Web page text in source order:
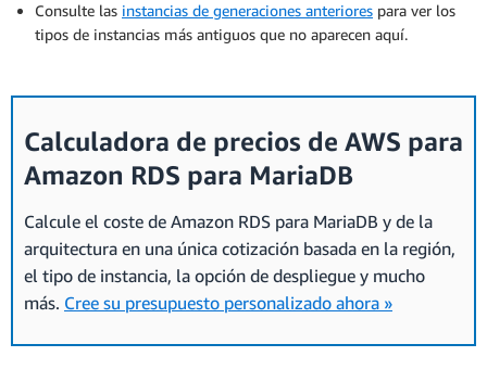
Consulte las instancias de generaciones anteriores para ver los
tipos de instancias más antiguos que no aparecen aquí.
Calculadora de precios de AWS para
Amazon RDS para MariaDB
Calcule el coste de Amazon RDS para MariaDB y de la
arquitectura en una única cotización basada en la región,
el tipo de instancia, la opción de despliegue y mucho
más. Cree su presupuesto personalizado ahora »